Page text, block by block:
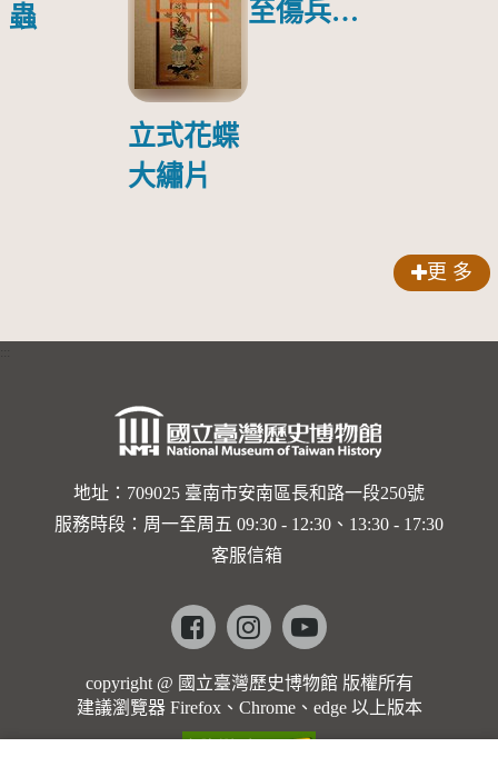
蟲
立式花蝶
大繡片
至傷兵醫
傷日本戰
更 多
地址：709025 臺南市安南區長和路一段250號
服務時段：周一至周五 09:30 - 12:30、13:30 - 17:30
客服信箱
Facebookinstagramyoutube
copyright @ 國立臺灣歷史博物館 版權所有
建議瀏覽器 Firefox、Chrome、edge 以上版本